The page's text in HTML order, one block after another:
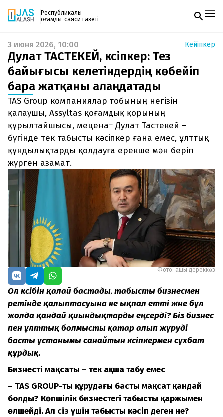
Республикалық
қоғамдық-саяси газеті
Жаңалықтар
Спорт
Live
Руханият
Аймақ
Архив
Заң және тәртіп
Редакциямен байланыс
+7 708 604 51 06
Жарнама бөлімі
+7 701 220 64 52
Пошта
zhasalash100@gmail.com
Газетке жазылу
PDF форматтағы газетті ай сайын электронды
поштаңызға алып отырыңыз. Жаңа нөмір
шыққан сәтте сізге бірден жіберіледі. Тек email
енгізіңіз, біз қалғанын өзіміз жібереміз.
3 июня 2026, 10:00 Кейіпкер
Дулат ТАСТЕКЕЙ, кәсіпкер: Тез
байығысы келетіндердің көбейіп
бара жатқаны алаңдатады
TAS Group компаниялар тобының негізін
қалаушы, Assyltas қоғамдық қорының
құрылтайшысы, меценат Дулат Тастекей –
бүгінде тек табысты кәсіпкер ғана емес, ұлттық
құндылықтарды қолдауға ерекше мән беріп
жүрген азамат.
Фото: ашық дереккөз
Ол кәсібін қалай бастады, табысты бизнесмен
ретінде қалыптасуына не ықпал етті және бұл
жолда қандай қиындықтарды еңсерді? Біз бизнес
пен ұлттық болмысты қатар алып жүруді
басты ұстанымы санайтын кәсіпкермен сұхбат
құрдық.
Бизнестің мақсаты – тек ақша табу емес
– TAS GROUP-ты құрудағы басты мақсат қандай
болды? Көпшілік бизнестегі табысты қаржымен
өлшейді. Ал сіз үшін табысты кәсіп деген не?